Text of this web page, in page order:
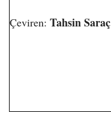
Çeviren: Tahsin Saraç